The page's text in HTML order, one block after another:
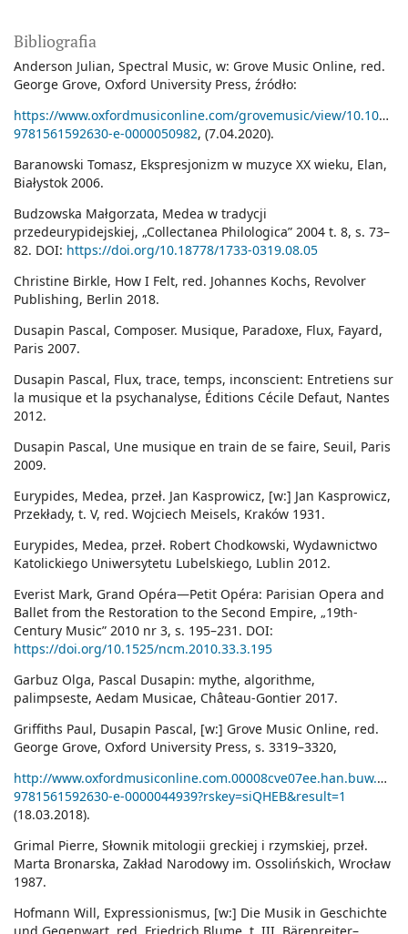
Bibliografia
Anderson Julian, Spectral Music, w: Grove Music Online, red.
George Grove, Oxford University Press, źródło:
https://www.oxfordmusiconline.com/grovemusic/view/10.1093/
9781561592630-e-0000050982, (7.04.2020).
Baranowski Tomasz, Ekspresjonizm w muzyce XX wieku, Elan,
Białystok 2006.
Budzowska Małgorzata, Medea w tradycji
przedeurypidejskiej, „Collectanea Philologica” 2004 t. 8, s. 73–
82. DOI: https://doi.org/10.18778/1733-0319.08.05
Christine Birkle, How I Felt, red. Johannes Kochs, Revolver
Publishing, Berlin 2018.
Dusapin Pascal, Composer. Musique, Paradoxe, Flux, Fayard,
Paris 2007.
Dusapin Pascal, Flux, trace, temps, inconscient: Entretiens sur
la musique et la psychanalyse, Éditions Cécile Defaut, Nantes
2012.
Dusapin Pascal, Une musique en train de se faire, Seuil, Paris
2009.
Eurypides, Medea, przeł. Jan Kasprowicz, [w:] Jan Kasprowicz,
Przekłady, t. V, red. Wojciech Meisels, Kraków 1931.
Eurypides, Medea, przeł. Robert Chodkowski, Wydawnictwo
Katolickiego Uniwersytetu Lubelskiego, Lublin 2012.
Everist Mark, Grand Opéra—Petit Opéra: Parisian Opera and
Ballet from the Restoration to the Second Empire, „19th-
Century Music” 2010 nr 3, s. 195–231. DOI:
https://doi.org/10.1525/ncm.2010.33.3.195
Garbuz Olga, Pascal Dusapin: mythe, algorithme,
palimpseste, Aedam Musicae, Château-Gontier 2017.
Griffiths Paul, Dusapin Pascal, [w:] Grove Music Online, red.
George Grove, Oxford University Press, s. 3319–3320,
http://
9781561592630-e-0000044939?rskey=siQHEB&result=1
(18.03.2018).
Grimal Pierre, Słownik mitologii greckiej i rzymskiej, przeł.
Marta Bronarska, Zakład Narodowy im. Ossolińskich, Wrocław
1987.
Hofmann Will, Expressionismus, [w:] Die Musik in Geschichte